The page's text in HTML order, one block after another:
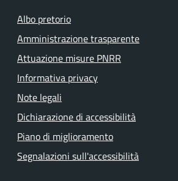
Albo pretorio
Amministrazione trasparente
Attuazione misure PNRR
Informativa privacy
Note legali
Dichiarazione di accessibilità
Piano di miglioramento
Segnalazioni sull'accessibilità